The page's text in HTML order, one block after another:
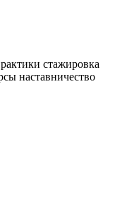
стажировка
наставничество